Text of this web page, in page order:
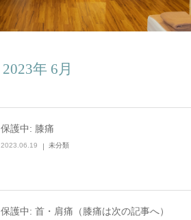
2023年 6月
保護中: 膝痛
2023.06.19 未分類
保護中: 首・肩痛（膝痛は次の記事へ）